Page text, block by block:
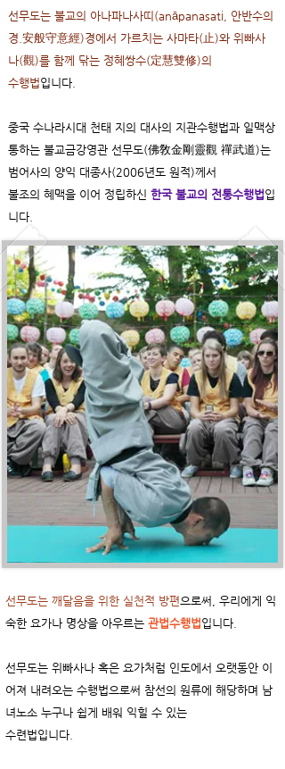
선무도는 불교의 아나파나사띠(anāpanasati, 안반수의
경.安般守意經)경에서 가르치는 사마타(止)와 위빠사
나(觀)를 함께 닦는 정혜쌍수(定慧雙修)의
수행법입니다.
중국 수나라시대 천태 지의 대사의 지관수행법과 일맥상
통하는 불교금강영관 선무도(佛敎金剛靈觀 禪武道)는
범어사의 양익 대종사(2006년도 원적)께서
불조의 혜맥을 이어 정립하신 한국 불교의 전통수행법입
니다.
선무도는 깨달음을 위한 실천적 방편으로써, 우리에게 익
숙한 요가나 명상을 아우르는 관법수행법입니다.
선무도는 위빠사나 혹은 요가처럼 인도에서 오랫동안 이
어져 내려오는 수행법으로써 참선의 원류에 해당하며 남
녀노소 누구나 쉽게 배워 익힐 수 있는 ​
수련법입니다.